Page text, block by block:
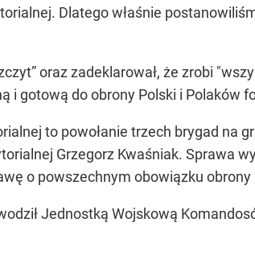
Dlatego właśnie
oraz zadeklarował, że zrobi
i gotową do obrony Polski i Polaków
to powołanie trzech brygad na
Grzegorz Kwaśniak. Sprawa
o powszechnym obowiązku obrony
Jednostką Wojskową